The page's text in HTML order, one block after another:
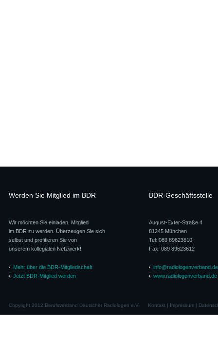
Werden Sie Mitglied im BDR
Wir möchten Sie einladen, Mitglied
im BDR zu werden. Überzeugen Sie sich
selbst und profitieren Sie von
unserem kollegialen Netzwerk!
Mehr über die BDR-Mitgliedschaft
Jetzt BDR-Mitglied werden
BDR-Geschäftsstelle
August-Exter-Straße 4
81245 München
Tel: 089 89623610
Fax: 089 89623612
info@radiologenverband.de
www.radiologenverband.de
Copyright 2012 Berufsverband Deutscher Radiologen e.V. Kontakt| Impressum|